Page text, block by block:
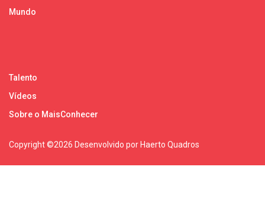
Mundo
Talento
Vídeos
Sobre o MaisConhecer
Copyright ©2026 Desenvolvido por Haerto Quadros